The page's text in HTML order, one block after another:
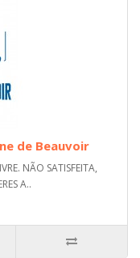
de Beauvoir
NÃO SATISFEITA,
A..